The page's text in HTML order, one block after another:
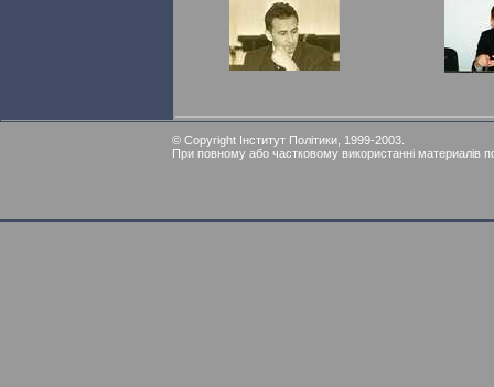
© Copyright Інститут Політики, 1999-2003.
При повному або частковому використанні материалів